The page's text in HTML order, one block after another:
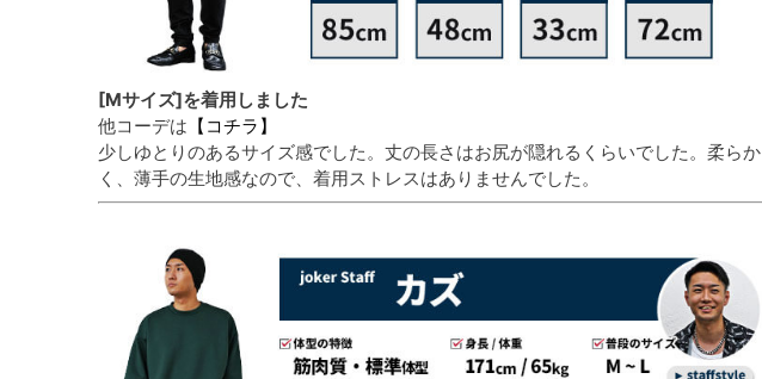
[Mサイズ]を着用しました
他コーデは 【コチラ】
少しゆとりのあるサイズ感でした。丈の長さはお尻が隠れるくらいでした。柔らか
く、薄手の生地感なので、着用ストレスはありませんでした。